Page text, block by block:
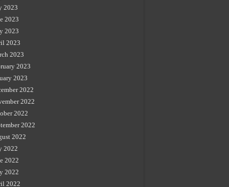
2023
2023
2023
2023
2023
2023
2023
2022
2022
2022
2022
2022
2022
2022
2022
2022